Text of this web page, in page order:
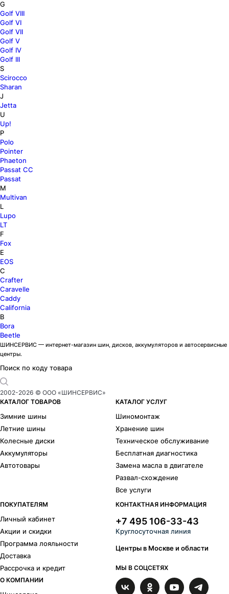
G
Golf VIII
Golf VI
Golf VII
Golf V
Golf IV
Golf III
S
Scirocco
Sharan
J
Jetta
U
Up!
P
Polo
Pointer
Phaeton
Passat CC
Passat
M
Multivan
L
Lupo
LT
F
Fox
E
EOS
C
Crafter
Caravelle
Caddy
California
B
Bora
Beetle
ШИНСЕРВИС — интернет-магазин шин, дисков, аккумуляторов и автосервисные
центры.
Поиск по коду товара
2002-2026 © ООО «ШИНСЕРВИС»
КАТАЛОГ ТОВАРОВ
Зимние шины
Летние шины
Колесные диски
Аккумуляторы
Автотовары
КАТАЛОГ УСЛУГ
Шиномонтаж
Хранение шин
Техническое обслуживание
Бесплатная диагностика
Замена масла в двигателе
Развал-схождение
Все услуги
ПОКУПАТЕЛЯМ
Личный кабинет
Акции и скидки
Программа лояльности
Доставка
Рассрочка и кредит
О КОМПАНИИ
КОНТАКТНАЯ ИНФОРМАЦИЯ
+7 495 106-33-43
Круглосуточная линия
Центры в Москве и области
МЫ В СОЦСЕТЯХ